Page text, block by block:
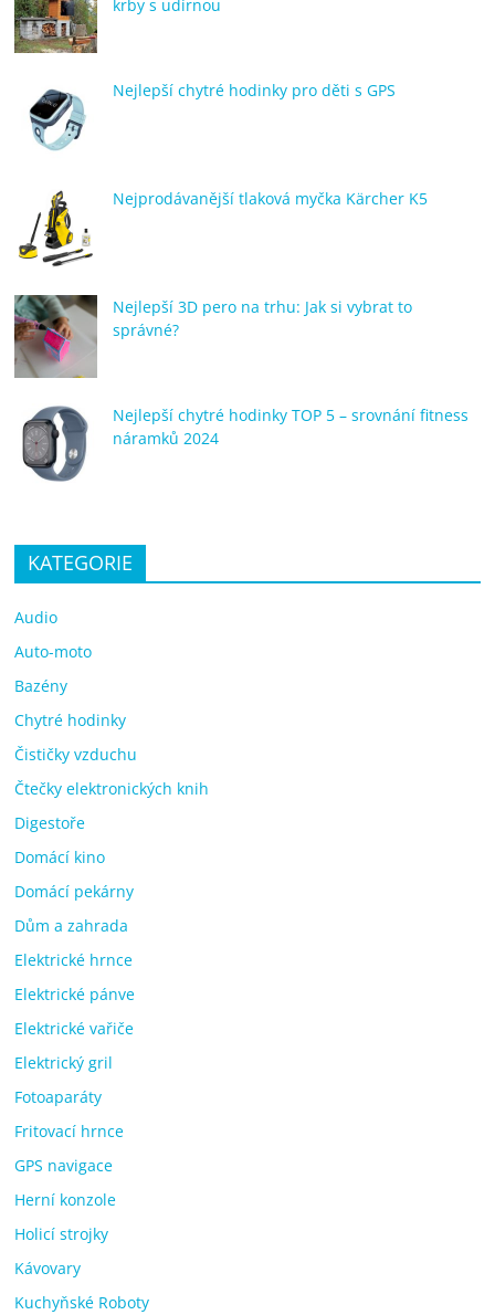
krby s udírnou
Nejlepší chytré hodinky pro děti s GPS
Nejprodávanější tlaková myčka Kärcher K5
Nejlepší 3D pero na trhu: Jak si vybrat to
správné?
Nejlepší chytré hodinky TOP 5 – srovnání fitness
náramků 2024
KATEGORIE
Audio
Auto-moto
Bazény
Chytré hodinky
Čističky vzduchu
Čtečky elektronických knih
Digestoře
Domácí kino
Domácí pekárny
Dům a zahrada
Elektrické hrnce
Elektrické pánve
Elektrické vařiče
Elektrický gril
Fotoaparáty
Fritovací hrnce
GPS navigace
Herní konzole
Holicí strojky
Kávovary
Kuchyňské Roboty